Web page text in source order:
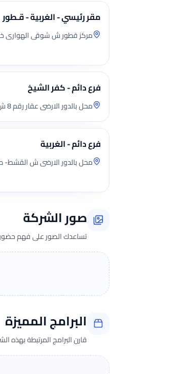
مقر رئيسي - الغربية - قـطور
مركز قطور ش شوقى الهوارى
فرع دائم - كفر الشيخ
محل بالدور الارضى عقار رقم 8 ش سعد زغلول ارض حمودة قسم مطوبس
فرع دائم - الغربية
محل بالدور الارضى ش القشط-
صور الشركة
تساعدك الصور على فهم حضور
البرامج المميزة
قارن البرامج المرتبطة بهذه